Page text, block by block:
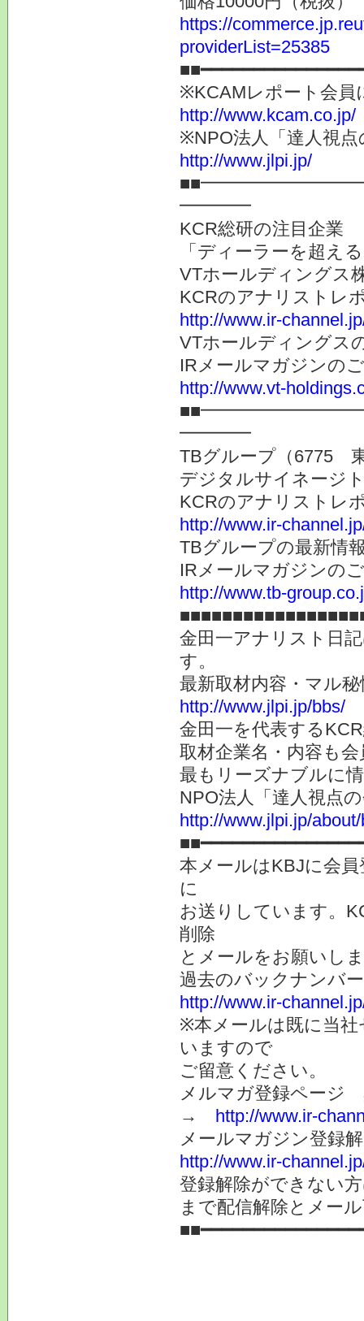
https://
providerList=25385
※KCAMレポート会員
http://www.kcam.co.jp/
※NPO法人「達人視
http://www.jlpi.jp/
━━━━
KCR総研の注目企業
「ディーラーを超え
VTホールディングス
KCRのアナリストレ
http://www.ir-
VTホールディングス
IRメールマガジンの
http://www.vt-
━━━━
TBグループ（6775
デジタルサイネージ
KCRのアナリストレ
http://www.ir-
TBグループの最新情
IRメールマガジンの
http://www.tb-
金田一アナリスト日
す。
最新取材内容・マル
http://www.jlpi.jp/bbs/
金田一を代表する
取材企業名・内容も
最もリーズナブルに
NPO法人「達人視点
http://www.jlpi.jp/
本メールはKBJに会
に
お送りしています。
削除
とメールをお願いし
過去のバックナンバ
http://www.ir-
※本メールは既に当
いますので
ご留意ください。
メルマガ登録ページ
→ http://www.ir-
メールマガジン登録
http://www.ir-
登録解除ができない
まで配信解除とメー